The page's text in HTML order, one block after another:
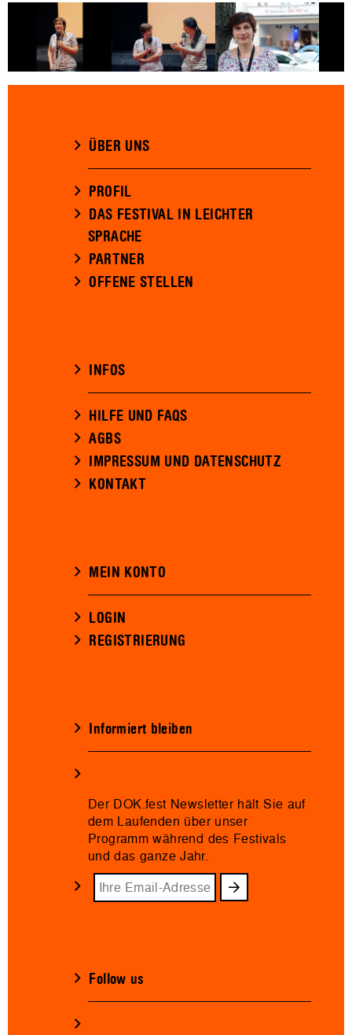
ÜBER UNS
PROFIL
DAS FESTIVAL IN LEICHTER
SPRACHE
PARTNER
OFFENE STELLEN
INFOS
HILFE UND FAQS
AGBS
IMPRESSUM UND DATENSCHUTZ
KONTAKT
MEIN KONTO
LOGIN
REGISTRIERUNG
Informiert bleiben
Der DOK.fest Newsletter hält Sie auf
dem Laufenden über unser
Programm während des Festivals
und das ganze Jahr.
Follow us